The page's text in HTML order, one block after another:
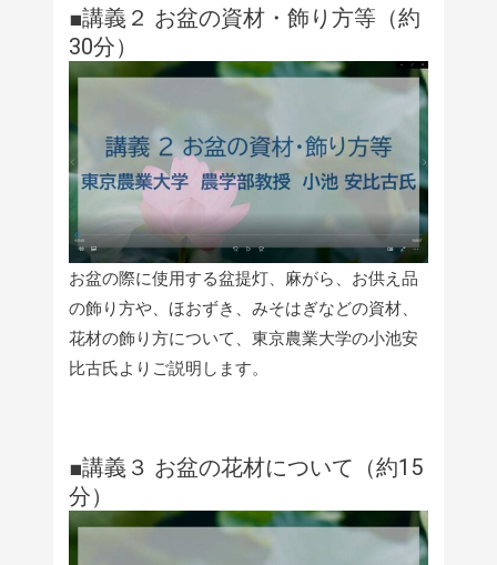
■講義２ お盆の資材・飾り方等（約
30分）
お盆の際に使用する盆提灯、麻がら、お供え品
の飾り方や、ほおずき、みそはぎなどの資材、
花材の飾り方について、東京農業大学の小池安
比古氏よりご説明します。
■講義３ お盆の花材について（約15
分）